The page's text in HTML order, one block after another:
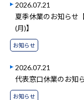
2026.07.21
夏季休業のお知らせ
(月)】
お知らせ
2026.07.21
代表窓口休業のお知
お知らせ